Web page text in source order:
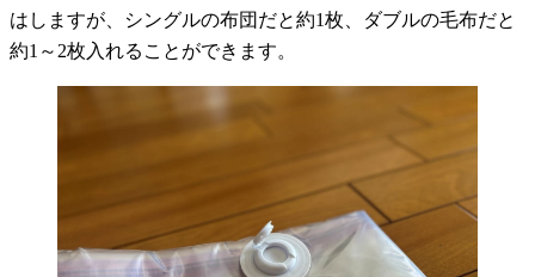
はしますが、シングルの布団だと約1枚、ダブルの毛布だと
約1～2枚入れることができます。